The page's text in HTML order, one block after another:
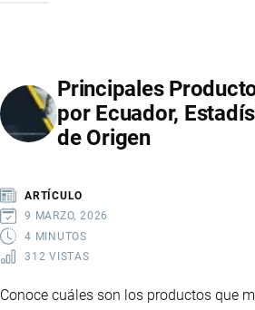
ECUADOR:
QUÉ
IMPUESTOS
Y
CÓMO
SE
Principales
por Ecuador,
de Origen
ARTÍCULO
9 MARZO, 2026
4 MINUTOS
312 VISTAS
Conoce cuáles son los productos que